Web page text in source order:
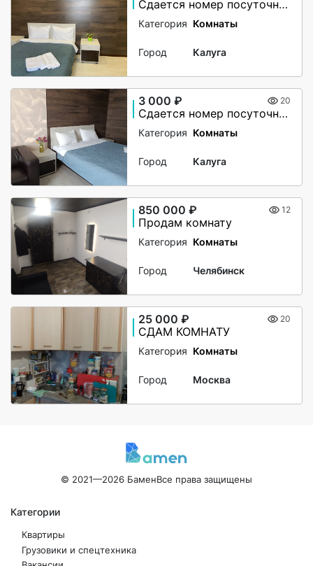
Сдается номер посуточно Гостиница Глобус Калуга
Категория Комнаты
Город Калуга
3 000 ₽ 20
Сдается номер посуточно Калуга
Категория Комнаты
Город Калуга
850 000 ₽ 12
Продам комнату
Категория Комнаты
Город Челябинск
25 000 ₽ 20
СДАМ КОМНАТУ
Категория Комнаты
Город Москва
© 2021—2026 БаменВсе права защищены
Категории
Квартиры
Грузовики и спецтехника